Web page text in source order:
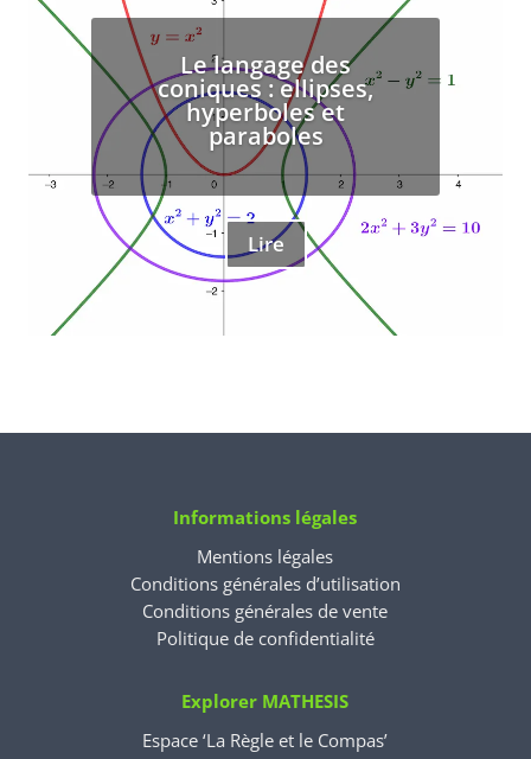
Le langage des
coniques : ellipses,
hyperboles et
paraboles
Lire
Informations légales
Mentions légales
Conditions générales d’utilisation
Conditions générales de vente
Politique de confidentialité
Explorer MATHESIS
Espace ‘La Règle et le Compas’